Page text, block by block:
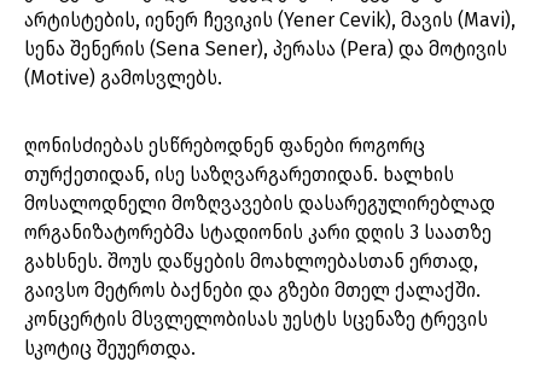
არტისტების, იენერ ჩევიკის (Yener Cevik), მავის (Mavi),
სენა შენერის (Sena Sener), პერასა (Pera) და მოტივის
(Motive) გამოსვლებს.
ღონისძიებას ესწრებოდნენ ფანები როგორც
თურქეთიდან, ისე საზღვარგარეთიდან. ხალხის
მოსალოდნელი მოზღვავების დასარეგულირებლად
ორგანიზატორებმა სტადიონის კარი დღის 3 საათზე
გახსნეს. შოუს დაწყების მოახლოებასთან ერთად,
გაივსო მეტროს ბაქნები და გზები მთელ ქალაქში.
კონცერტის მსვლელობისას უესტს სცენაზე ტრევის
სკოტიც შეუერთდა.